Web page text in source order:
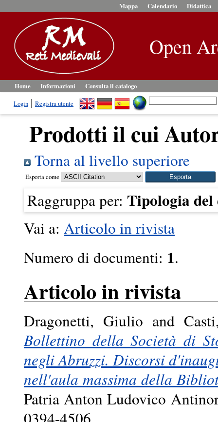
Mappa Calendario Didattica
Open
Home Informazioni
Consulta il catalogo
Login
Registra utente
Prodotti il cui
Torna al livello superiore
Esporta come
Raggruppa per: Tipologia del
Vai a: Articolo in rivista
Numero di documenti: 1.
Articolo in rivista
Dragonetti, Giulio and
Bollettino della Società di
negli Abruzzi. Discorsi
nell'aula massima della
Patria Anton Ludovico